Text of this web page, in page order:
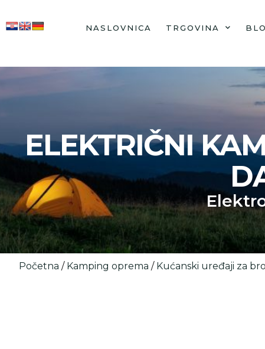
NASLOVNICA TRGOVINA
ELEKTRIČNI
Početna / Kamping oprema / Kućanski uređaji za